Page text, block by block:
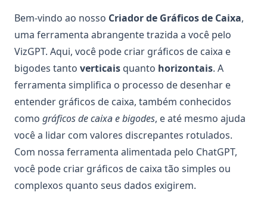
Bem-vindo ao nosso Criador de Gráficos de Caixa,
uma ferramenta abrangente trazida a você pelo
VizGPT. Aqui, você pode criar gráficos de caixa e
bigodes tanto verticais quanto horizontais. A
ferramenta simplifica o processo de desenhar e
entender gráficos de caixa, também conhecidos
como gráficos de caixa e bigodes, e até mesmo ajuda
você a lidar com valores discrepantes rotulados.
Com nossa ferramenta alimentada pelo ChatGPT,
você pode criar gráficos de caixa tão simples ou
complexos quanto seus dados exigirem.